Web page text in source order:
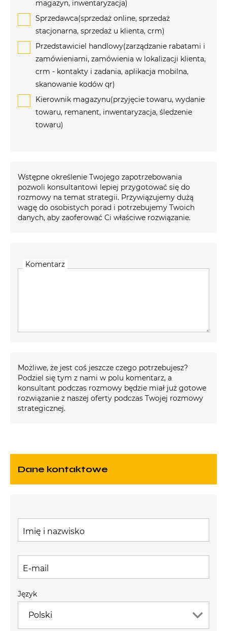
magazyn, inwentaryzacja)
Sprzedawca(sprzedaż online, sprzedaż
stacjonarna, sprzedaż u klienta, crm)
Przedstawiciel handlowy(zarządzanie rabatami i
zamówieniami, zamówienia w lokalizacji klienta,
crm - kontakty i zadania, aplikacja mobilna,
skanowanie kodów qr)
Kierownik magazynu(przyjęcie towaru, wydanie
towaru, remanent, inwentaryzacja, śledzenie
towaru)
Wstępne określenie Twojego zapotrzebowania
pozwoli konsultantowi lepiej przygotować się do
rozmowy na temat strategii. Przywiązujemy dużą
wagę do osobistych porad i potrzebujemy Twoich
danych, aby zaoferować Ci właściwe rozwiązanie.
Komentarz
Możliwe, że jest coś jeszcze czego potrzebujesz?
Podziel się tym z nami w polu komentarz, a
konsultant podczas rozmowy będzie miał już gotowe
rozwiązanie z naszej oferty podczas Twojej rozmowy
strategicznej.
Dane kontaktowe
Imię i nazwisko
E-mail
Polski
Język